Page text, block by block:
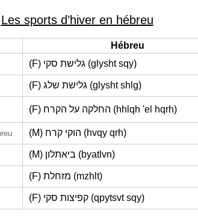
Les sports d’hiver en hébreu
Hébreu
(F) גלישת סקי (glysht sqy)
(F) גלישת שלג (glysht shlg)
(F) החלקה על הקרח (hhlqh 'el hqrh)
(M) הוקי קרח (hvqy qrh)
(M) ביאתלון (byatlvn)
(F) מזחלת (mzhlt)
(F) קפיצות סקי (qpytsvt sqy)